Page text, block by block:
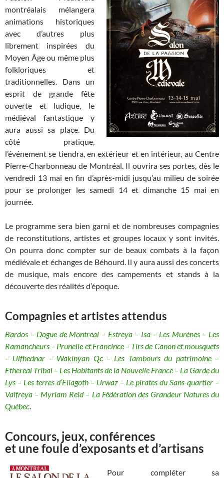
montréalais mélangera
animations historiques
avec d’autres plus
librement inspirées du
Moyen Âge ou même plus
folkloriques et
traditionnelles. Dans un
esprit de grande fête
ouverte et ludique, le
médiéval fantastique y
aura aussi sa place. Du
côté pratique,
l’événement se tiendra, en extérieur et en intérieur, au Centre
Pierre-Charbonneau de Montréal. Il ouvrira ses portes, dès le
vendredi 13 mai en fin d’après-midi jusqu’au milieu de soirée
pour se prolonger les samedi 14 et dimanche 15 mai en
journée.
Le programme sera bien garni et de nombreuses compagnies
de reconstitutions, artistes et groupes locaux y sont invités.
On pourra donc compter sur de beaux combats à la façon
médiévale et échanges de Béhourd. Il y aura aussi des concerts
de musique, mais encore des campements et stands à la
découverte des réalités d’époque.
Compagnies et artistes attendus
Bardos – Dogue de Montreal – Estreya – Isa – Les Murènes – Les
Ramancheurs – Prunelle et Francince – Tirs de Canon et mousquets
– Ulfhednar – Wakinyan Qc – Les Tambours du patrimoine –
Ethereal Tribal – Les Habitants de la Nouvelle France – La Garde du
Lys – Les terres d’Eliagoth – Urwaz – Le pirates du Sans-quartier –
Valfreya – Myriam Reid – La Fédération des Grandeur Natures du
Québec.
Concours, jeux, conférences
et une foule d’exposants et d’artisans
Pour compléter sa